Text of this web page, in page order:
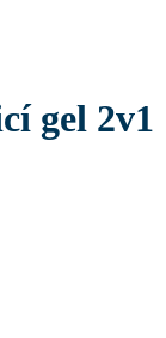
gel 2v1